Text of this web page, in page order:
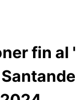
fin al